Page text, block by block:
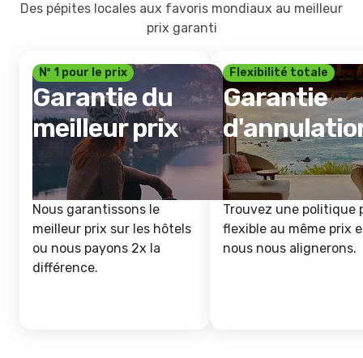
Des pépites locales aux favoris mondiaux au meilleur
prix garanti
Nº 1 pour le prix
Garantie du
meilleur prix
Nous garantissons le
meilleur prix sur les hôtels
ou nous payons 2x la
différence.
Flexibilité totale
Garantie
Trouvez une politique
flexible au même prix
nous nous alignerons.